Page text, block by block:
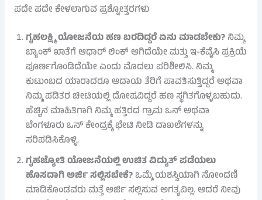
ಪದೇ ಪದೇ ಕೇಳಲಾಗುವ ಪ್ರಶ್ನೋತ್ತರಗಳು
ಗೃಹಲಕ್ಷ್ಮಿ ಯೋಜನೆಯ ಹಣ ಬರದಿದ್ದರೆ ಏನು ಮಾಡಬೇಕು?ನಿಮ್ಮ
ಬ್ಯಾಂಕ್ ಖಾತೆಗೆ ಆಧಾರ್ ಲಿಂಕ್ ಆಗಿದೆಯೇ ಮತ್ತು ಇ-ಕೆವೈಸಿ ಪ್ರಕ್ರಿಯೆ
ಪೂರ್ಣಗೊಂಡಿದೆಯೇ ಎಂದು ಮೊದಲು ಪರಿಶೀಲಿಸಿ. ನಿಮ್ಮ
ಕುಟುಂಬದ ಯಾರಾದರೂ ಆದಾಯ ತೆರಿಗೆ ಪಾವತಿಸುತ್ತಿದ್ದರೆ ಅಥವಾ
ನಿಮ್ಮ ಪಡಿತರ ಚೀಟಿಯಲ್ಲಿ ದೋಷವಿದ್ದರೆ ಹಣ ಸ್ಥಗಿತಗೊಳ್ಳಬಹುದು.
ಹೆಚ್ಚಿನ ಮಾಹಿತಿಗಾಗಿ ನಿಮ್ಮ ಹತ್ತಿರದ ಗ್ರಾಮ ಒನ್ ಅಥವಾ
ಬೆಂಗಳೂರು ಒನ್ ಕೇಂದ್ರಕ್ಕೆ ಭೇಟಿ ನೀಡಿ ದಾಖಲೆಗಳನ್ನು
ಸರಿಪಡಿಸಿಕೊಳ್ಳಿ.
ಗೃಹಜ್ಯೋತಿ ಯೋಜನೆಯಲ್ಲಿ ಉಚಿತ ವಿದ್ಯುತ್ ಪಡೆಯಲು
ಹೊಸದಾಗಿ ಅರ್ಜಿ ಸಲ್ಲಿಸಬೇಕೆ?ಒಮ್ಮೆ ಯಶಸ್ವಿಯಾಗಿ ನೋಂದಣಿ
ಮಾಡಿಕೊಂಡವರು ಮತ್ತೆ ಅರ್ಜಿ ಸಲ್ಲಿಸುವ ಅಗತ್ಯವಿಲ್ಲ. ಆದರೆ ನೀವು